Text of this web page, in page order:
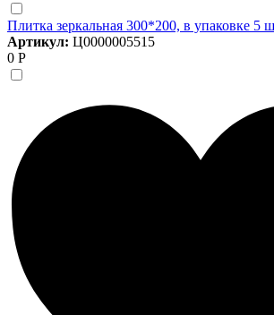
Плитка зеркальная 300*200, в упаковке 5
Артикул: Ц0000005515
0 Р